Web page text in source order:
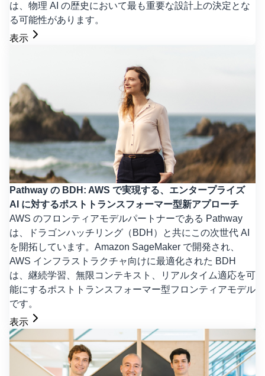
は、物理 AI の歴史において最も重要な設計上の決定とな
る可能性があります。
表示
Pathway の BDH: AWS で実現する、エンタープライズ
AI に対するポストトランスフォーマー型新アプローチ
AWS のフロンティアモデルパートナーである Pathway
は、ドラゴンハッチリング（BDH）と共にこの次世代 AI
を開拓しています。Amazon SageMaker で開発され、
AWS インフラストラクチャ向けに最適化された BDH
は、継続学習、無限コンテキスト、リアルタイム適応を可
能にするポストトランスフォーマー型フロンティアモデル
です。
表示